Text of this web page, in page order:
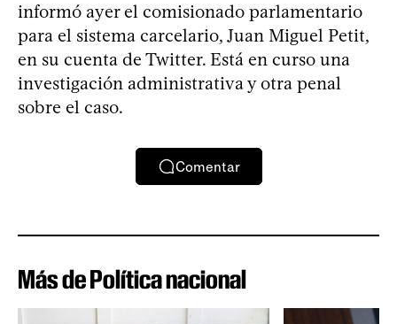
informó ayer el comisionado parlamentario
para el sistema carcelario, Juan Miguel Petit,
en su cuenta de Twitter. Está en curso una
investigación administrativa y otra penal
sobre el caso.
Comentar
Más de Política nacional